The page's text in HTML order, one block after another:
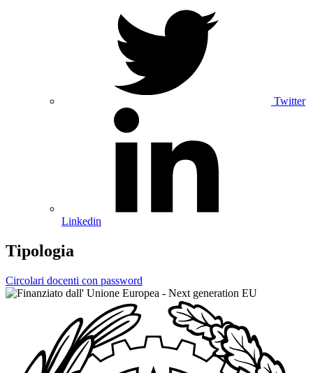
Twitter
Linkedin
Tipologia
Circolari docenti con password